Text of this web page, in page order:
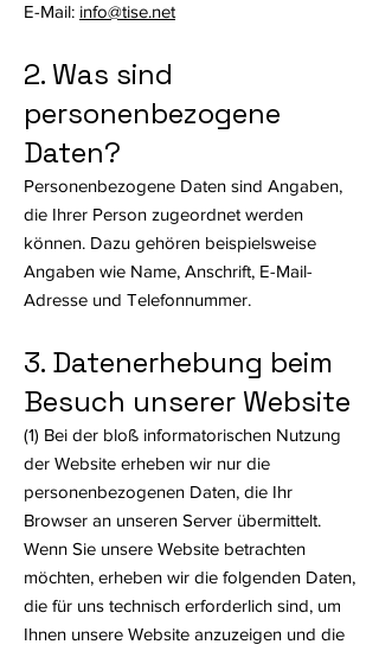
E-Mail: info@tise.net
2. Was sind
personenbezogene
Daten?
Personenbezogene Daten sind Angaben,
die Ihrer Person zugeordnet werden
können. Dazu gehören beispielsweise
Angaben wie Name, Anschrift, E-Mail-
Adresse und Telefonnummer.
3. Datenerhebung beim
Besuch unserer Website
(1) Bei der bloß informatorischen Nutzung
der Website erheben wir nur die
personenbezogenen Daten, die Ihr
Browser an unseren Server übermittelt.
Wenn Sie unsere Website betrachten
möchten, erheben wir die folgenden Daten,
die für uns technisch erforderlich sind, um
Ihnen unsere Website anzuzeigen und die